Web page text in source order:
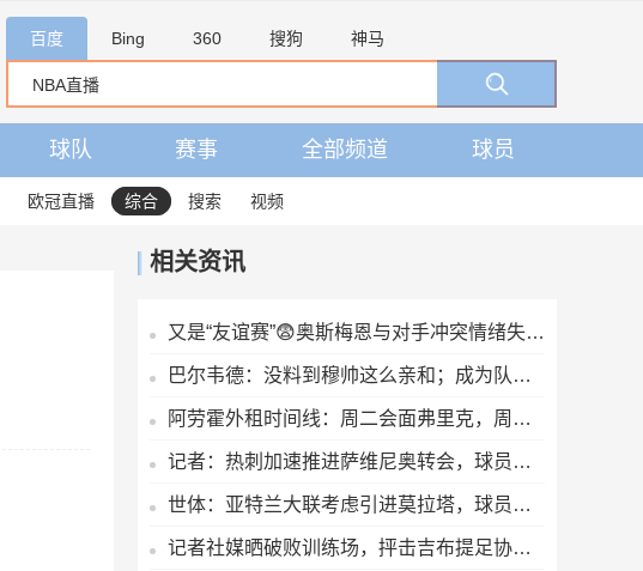
百度 Bing 360 搜狗 神马
球队 赛事 全部频道 球员
欧冠直播 综合 搜索 视频
相关资讯
又是“友谊赛”😨奥斯梅恩与对手冲突情绪失控，冲上前一把推翻
巴尔韦德：没料到穆帅这么亲和；成为队长我会努力树立正向表率
阿劳霍外租时间线：周二会面弗里克，周四见利物浦，周五晚间敲定
记者：热刺加速推进萨维尼奥转会，球员也倾向于加盟
世体：亚特兰大联考虑引进莫拉塔，球员认为自己还能留在顶级联赛
记者社媒晒破败训练场，抨击吉布提足协：FIFA的拨款去哪里了？